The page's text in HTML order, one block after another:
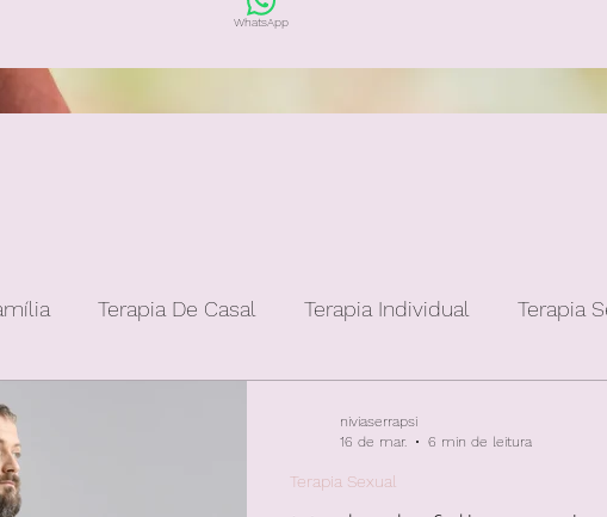
Terapia De Casal Terapia Individual Terapia
Terapia Sexual
niviaserrapsi
16 de mar.
6 min de leitura
WhatsApp